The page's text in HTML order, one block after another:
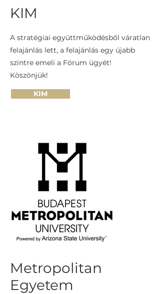
KIM
A stratégiai együttműködésből váratlan
felajánlás lett, a felajánlás egy újabb
szintre emeli a Fórum ügyét!
Köszönjük!
KIM
Metropolitan
Egyetem